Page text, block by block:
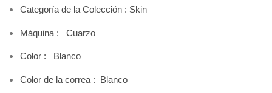
Categoría de la Colección : Skin
Máquina : Cuarzo
Color : Blanco
Color de la correa : Blanco